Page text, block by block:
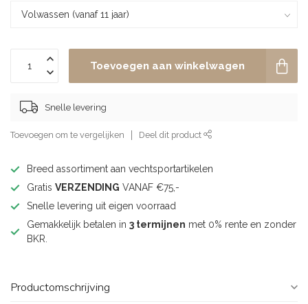
Toevoegen aan winkelwagen
Snelle levering
Toevoegen om te vergelijken Deel dit product
Breed assortiment aan vechtsportartikelen
Gratis VERZENDING VANAF €75,-
Snelle levering uit eigen voorraad
Gemakkelijk betalen in 3 termijnen met 0% rente en zonder
BKR.
Productomschrijving